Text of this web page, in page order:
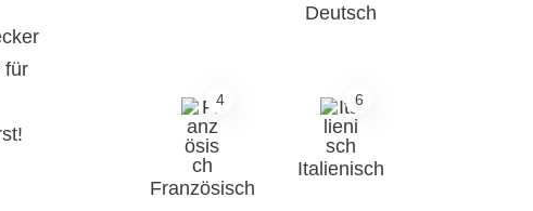
für
Deutsch
4
Französisch
6
Italienisch